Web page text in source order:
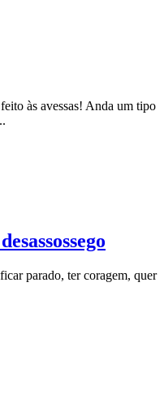
às avessas! Anda um tipo
parado, ter coragem, quer